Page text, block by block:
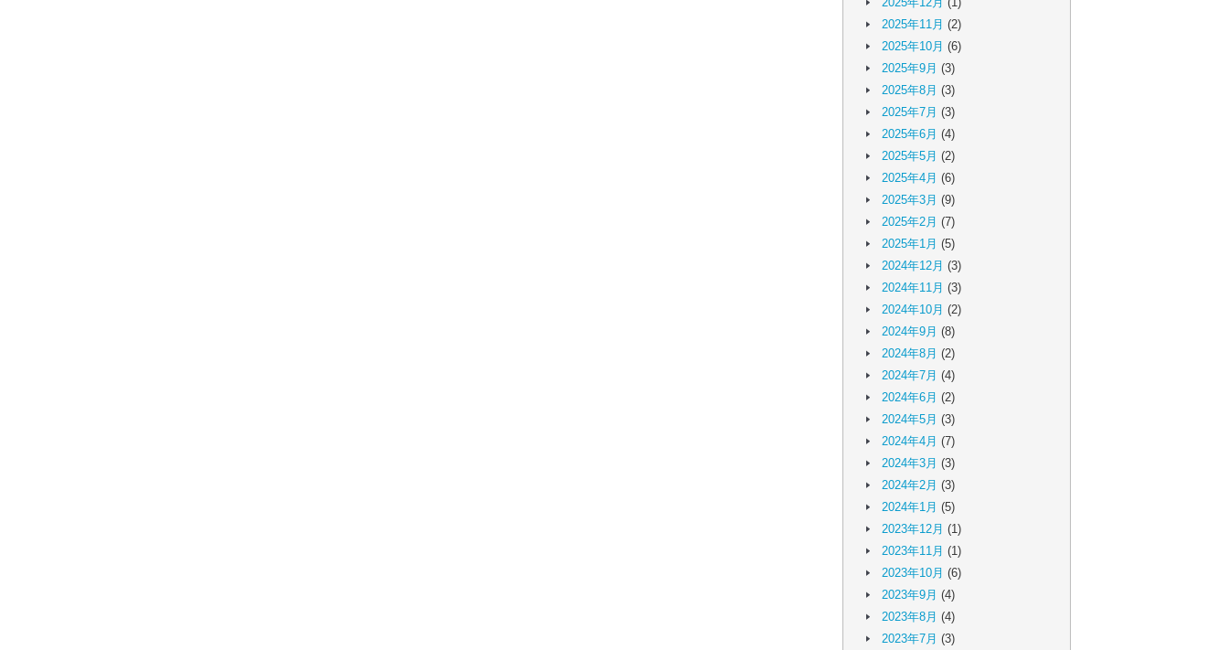
2025年11月 (2)
2025年10月 (6)
2025年9月 (3)
2025年8月 (3)
2025年7月 (3)
2025年6月 (4)
2025年5月 (2)
2025年4月 (6)
2025年3月 (9)
2025年2月 (7)
2025年1月 (5)
2024年12月 (3)
2024年11月 (3)
2024年10月 (2)
2024年9月 (8)
2024年8月 (2)
2024年7月 (4)
2024年6月 (2)
2024年5月 (3)
2024年4月 (7)
2024年3月 (3)
2024年2月 (3)
2024年1月 (5)
2023年12月 (1)
2023年11月 (1)
2023年10月 (6)
2023年9月 (4)
2023年8月 (4)
2023年7月 (3)